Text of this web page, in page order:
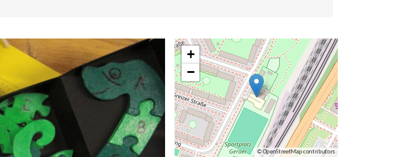
+
−
© OpenStreetMap contributors